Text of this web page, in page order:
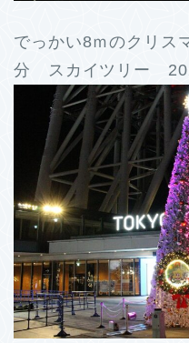
でっかい8ｍのクリ
分 スカイツリー